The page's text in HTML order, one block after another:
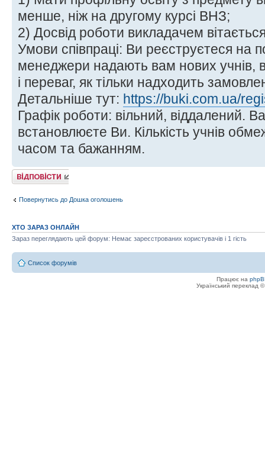
менше, ніж на другому курсі ВНЗ;
2) Досвід роботи викладачем
Умови співпраці: Ви реєструєтеся на
менеджери надають вам нових учнів,
і переваг, як тільки надходить
Детальніше тут: https://buki.com.ua/
Графік роботи: вільний, віддалений.
встановлюєте Ви. Кількість учнів
часом та бажанням.
Відповісти
Повернутись до Дошка оголошень
ХТО ЗАРАЗ ОНЛАЙН
Зараз переглядають цей форум: Немає зареєстрованих користувачів і 1 гість
Список форумів
Працює на
Український переклад